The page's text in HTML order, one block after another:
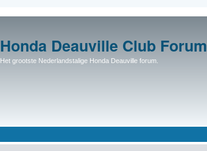
Honda Deauville Club Forum
Het grootste Nederlandstalige Honda Deauville forum.